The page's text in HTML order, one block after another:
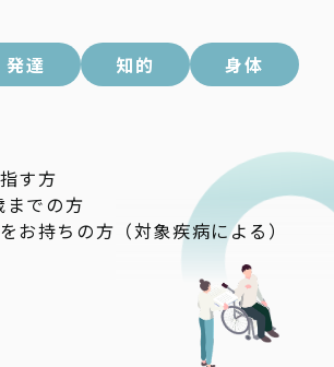
発達 知的
身体
す方
での方
お持ちの方（対象疾病による）